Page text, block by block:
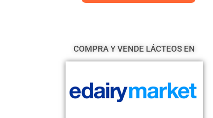
COMPRA Y VENDE LÁCTEOS EN